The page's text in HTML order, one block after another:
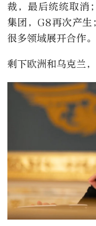
裁，最后统统取消
集团，G8再次产生
很多领域展开合作。
剩下欧洲和乌克兰，